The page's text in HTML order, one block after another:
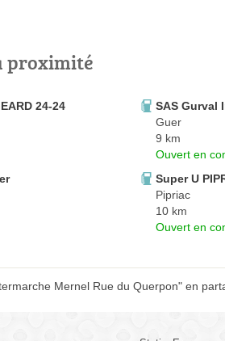
proximité
24-24
SAS Gurval
Guer
9 km
Ouvert en
Super U
Pipriac
10 km
Ouvert en
Mernel Rue du Querpon" en